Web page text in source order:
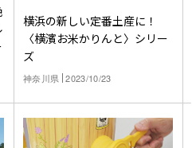
横浜の新しい定番土産に！
〈横濱お米かりんと〉シリー
ズ
神奈川県 2023/10/23